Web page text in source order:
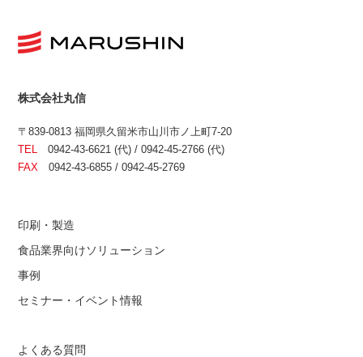
株式会社丸信
〒839-0813 福岡県久留米市山川市ノ上町7-20
TEL
0942-43-6621 (代) / 0942-45-2766 (代)
FAX 0942-43-6855 / 0942-45-2769
印刷・製造
食品業界向けソリューション
事例
セミナー・イベント情報
よくある質問